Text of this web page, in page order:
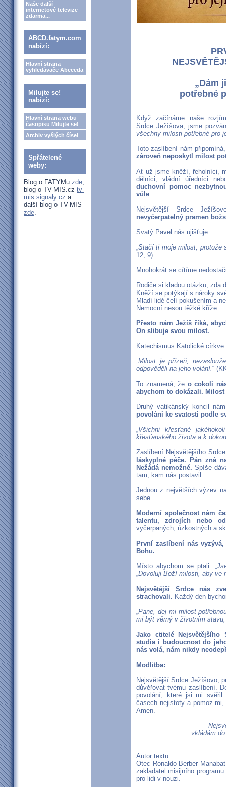
Naše další
internetové televize
zdarma...
ABCD.fatym.com
nabízí:
Hlavní strana
vyhledávače Abeceda
Milujte se!
nabízí:
Hlavní strana webu
časopisu Milujte se!
Archiv vyšlých čísel
Spřátelené
weby:
Blog o FATYMu zde,
blog o TV-MIS.cz tv-
mis.signaly.cz a
další blog o TV-MIS
zde.
„Dám
potřebné
Když začínáme naše
Srdce Ježíšova, jsme
všechny milosti potřebné pro
Toto zaslíbení nám
zároveň neposkytl milost
Ať už jsme kněží, řeholníci,
dělníci, vládní úředníci
duchovní pomoc
vůle.
Nejsvětější Srdce
nevyčerpatelný pramen
Svatý Pavel nás ujišťuje:
„Stačí ti moje milost, protože
12, 9)
Mnohokrát se cítíme
Rodiče si kladou otázku, zda
Kněží se potýkají s nároky
Mladí lidé čelí pokušením a
Nemocní nesou těžké kříže.
Přesto nám Ježíš říká,
On slibuje svou milost.
Katechismus Katolické
„Milost je přízeň,
odpověděli na jeho volání.“
To znamená, že o cokoli
abychom to dokázali.
Druhý vatikánský koncil
povoláni ke svatosti podle
„Všichni křesťané
křesťanského života a k
Zaslíbení Nejsvětějšího
láskyplné péče. Pán zná
Nežádá nemožné. Spíše
tam, kam nás postavil.
Jednou z největších výzev
sebe.
Moderní společnost nám
talentu, zdrojích nebo
vyčerpaných, úzkostných a
První zaslíbení nás
Bohu.
Místo abychom se ptali: „
„Dovoluji Boží milosti, aby ve
Nejsvětější Srdce nás
strachovali. Každý den
„Pane, dej mi milost
mi být věrný v životním
Jako ctitelé Nejsvětějšího
studia i budoucnost do
nás volá, nám nikdy
Modlitba:
Nejsvětější Srdce Ježíšovo,
důvěřovat tvému zaslíbení.
povolání, které jsi mi
časech nejistoty a pomoz
Amen.
vkládám
Autor textu:
Otec Ronaldo Berber
zakladatel misijního
pro lidi v nouzi.